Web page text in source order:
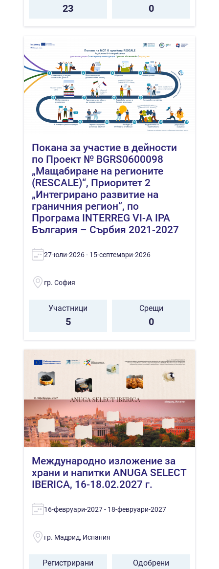
23 0
Покана за участие в дейности
по Проект № BGRS0600098
„Мащабиране на регионите
(RESCALE)“, Приоритет 2
„Интегрирано развитие на
граничния регион”, по
Програма INTERREG VI-A IPA
България – Сърбия 2021-2027
27-юли-2026 - 15-септември-2026
гр. София
Участници
5
Срещи
0
Международно изложение за
храни и напитки ANUGA SELECT
IBERICA, 16-18.02.2027 г.
16-февруари-2027 - 18-февруари-2027
гр. Мадрид, Испания
Регистрирани Одобрени